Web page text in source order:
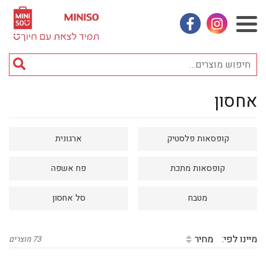
אינסטגראם
פייסבוק
אביזרי אופנה
אמבטיה
באק טו סקול
בעלי חיים
תוכן
מרכזיאחסון
קופסאות פלסטיק ארגונית
קופסאות מתכת פח אשפה
מטבח סל אחסון
מיינו לפי: מחיר 73 מוצרים